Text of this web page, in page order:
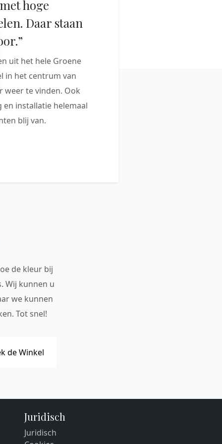
hoge
Daar staan
uit het hele Groene
in het centrum van
weer te vinden. Ook
installatie helemaal
blij van.
de kleur bij
Wij kunnen u
we kunnen
Tot snel!
de Winkel
Juridisch
Juridisch